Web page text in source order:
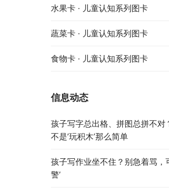
水果卡 · 儿童认知系列图卡
蔬菜卡 · 儿童认知系列图卡
食物卡 · 儿童认知系列图卡
信息动态
孩子写字总出格、拼图总拼不对
不是’玩积木’那么简单
孩子写作业坐不住？别急着骂，
警’